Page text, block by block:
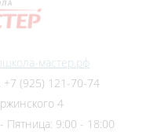
мастер.рф
+7 (925) 121-70-74
4
Пятница: 9:00 - 18:00